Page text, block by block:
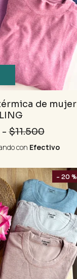
de mujer
- $11.500
con Efectivo
- 20 %